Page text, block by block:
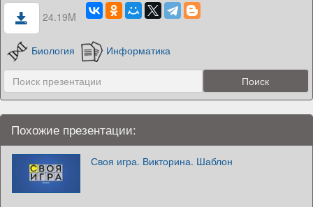
24.19M
Биология Информатика
Похожие презентации:
Своя игра. Викторина. Шаблон